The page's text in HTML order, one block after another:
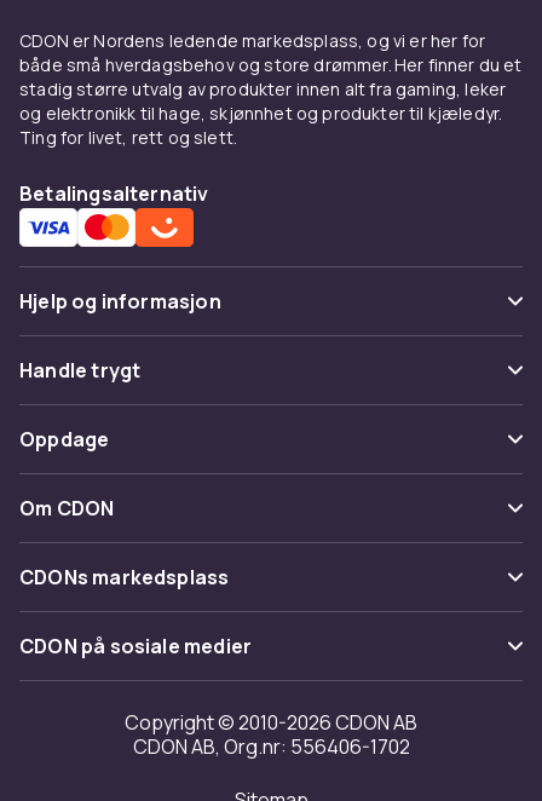
CDON er Nordens ledende markedsplass, og vi er her for
både små hverdagsbehov og store drømmer. Her finner du et
stadig større utvalg av produkter innen alt fra gaming, leker
og elektronikk til hage, skjønnhet og produkter til kjæledyr.
Ting for livet, rett og slett.
Betalingsalternativ
Hjelp og informasjon
Vanlige spørsmål
Spor pakke
Angre & returner her
Kontakt oss
Handle trygt
Betaling
Levering
Tilbakekallinger
Oppdage
Kategorier
Varemerker
Om CDON
Om oss
Kundeanmeldelser
Jobbe på CDON
Investor relations
Tilgjengelighet
CDONs markedsplass
Merchant Help Center
CDON på sosiale medier
Copyright © 2010-2026 CDON AB
CDON AB, Org.nr: 556406-1702